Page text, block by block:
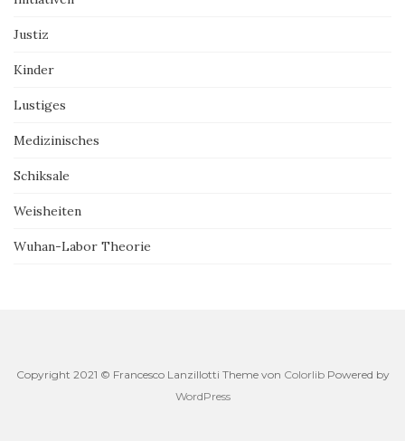
Justiz
Kinder
Lustiges
Medizinisches
Schiksale
Weisheiten
Wuhan-Labor Theorie
Copyright 2021 © Francesco Lanzillotti Theme von ColorlibPowered by
WordPress